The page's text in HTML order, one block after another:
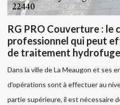
RG PRO Couverture : le
professionnel qui peut
de traitement
Dans la ville de La Meaugon et ses
d'opérations sont à effectuer au
partie supérieure, il est nécessaire